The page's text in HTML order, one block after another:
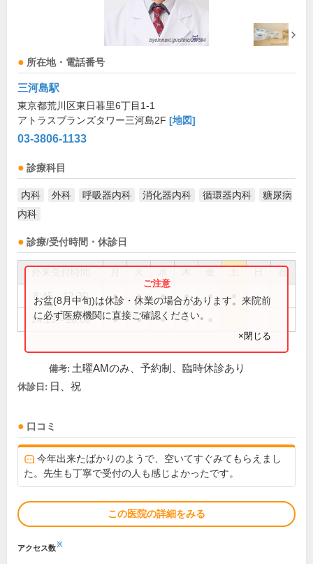
所在地・電話番号
三河島駅
東京都荒川区東日暮里6丁目1-1
アトラスブランズタワー三河島2F [地図]
03-3806-1133
診療科目
内科 外科 呼吸器内科 消化器内科 循環器内科
糖尿病
内科
診療/受付時間・休診日
祝
8:45～12:30 ● ● ● ● ●
14:15～18:00 ● ● ● ●
お盆(8月中旬)は休診・休業の場合があります。来院前
に必ず医療機関に直接ご確認ください。
×閉じる
備考: 土曜AMのみ、予約制、臨時休診あり
休診日: 日、祝
口コミ
今年出来たばかりのようで、空いてすぐみてもらえまし
た。先生も丁寧で受付の人も感じよかったです。
この医院の詳細をみる
アクセス数※